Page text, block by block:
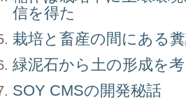
信を得た
栽培と畜産の間にある
緑泥石から土の形成を
SOY CMSの開発秘話